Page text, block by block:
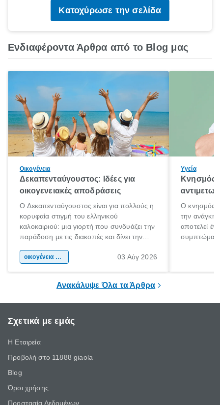
Κατοχύρωσε την σελίδα
Ενδιαφέροντα Άρθρα από το Blog μας
Οικογένεια
Δεκαπενταύγουστος: Ιδέες για
οικογενειακές αποδράσεις
Ο Δεκαπενταύγουστος είναι για πολλούς η
κορυφαία στιγμή του ελληνικού
καλοκαιριού: μια γιορτή που συνδυάζει την
παράδοση με τις διακοπές και δίνει την
χώρας. Είτε πρόκειται για λίγες μέρες
οικογένεια & παιδί 03 Αύγ 2026
Υγεία
Κνησμός:
Ο κνησμός
την ανάγκη
αποτελεί
Ανακάλυψε Όλα τα Άρθρα
Σχετικά με εμάς
Η Εταιρεία
Προβολή στο 11888 giaola
Blog
Όροι χρήσης
Προστασία Δεδομένων